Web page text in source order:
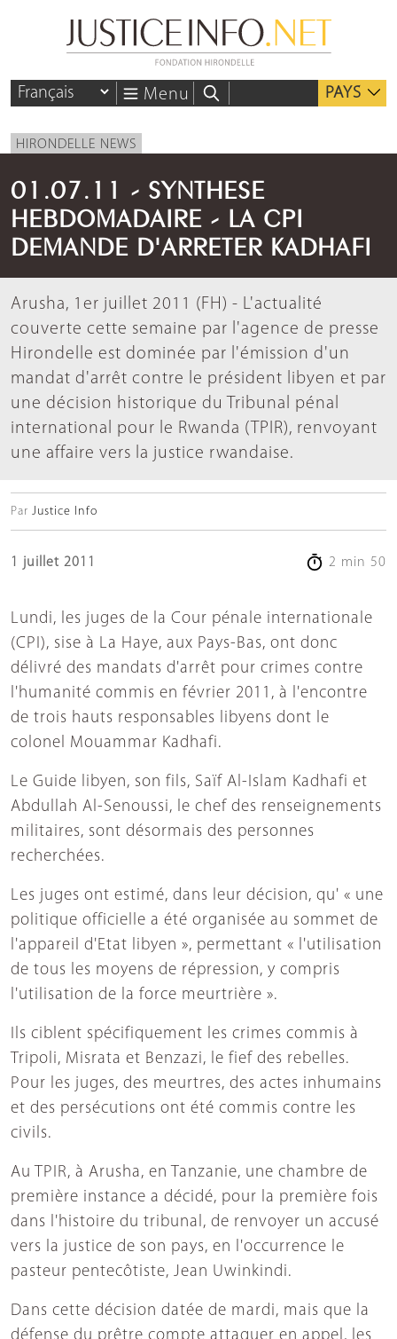
Menu PAYS
HIRONDELLE NEWS
01.07.11 - SYNTHESE
HEBDOMADAIRE - LA CPI
DEMANDE D'ARRETER KADHAFI
Arusha, 1er juillet 2011 (FH) - L'actualité
couverte cette semaine par l'agence de presse
Hirondelle est dominée par l'émission d'un
mandat d'arrêt contre le président libyen et par
une décision historique du Tribunal pénal
international pour le Rwanda (TPIR), renvoyant
une affaire vers la justice rwandaise.
Par Justice Info
1 juillet 2011 2 min 50
Lundi, les juges de la Cour pénale internationale
(CPI), sise à La Haye, aux Pays-Bas, ont donc
délivré des mandats d'arrêt pour crimes contre
l'humanité commis en février 2011, à l'encontre
de trois hauts responsables libyens dont le
colonel Mouammar Kadhafi.
Le Guide libyen, son fils, Saïf Al-Islam Kadhafi et
Abdullah Al-Senoussi, le chef des renseignements
militaires, sont désormais des personnes
recherchées.
Les juges ont estimé, dans leur décision, qu' « une
politique officielle a été organisée au sommet de
l'appareil d'Etat libyen », permettant « l'utilisation
de tous les moyens de répression, y compris
l'utilisation de la force meurtrière ».
Ils ciblent spécifiquement les crimes commis à
Tripoli, Misrata et Benzazi, le fief des rebelles.
Pour les juges, des meurtres, des actes inhumains
et des persécutions ont été commis contre les
civils.
Au TPIR, à Arusha, en Tanzanie, une chambre de
première instance a décidé, pour la première fois
dans l'histoire du tribunal, de renvoyer un accusé
vers la justice de son pays, en l'occurrence le
pasteur pentecôtiste, Jean Uwinkindi.
Dans cette décision datée de mardi, mais que la